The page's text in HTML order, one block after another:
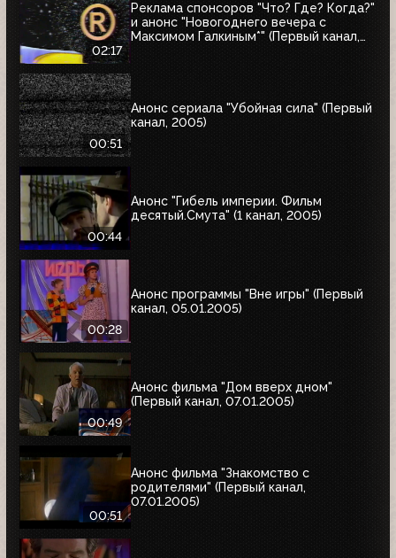
02:17
Реклама спонсоров "Что? Где? Когда?"
и анонс "Новогоднего вечера с
Максимом Галкиным*" (Первый канал,
00:51
Анонс сериала "Убойная сила" (Первый
канал, 2005)
00:44
Анонс "Гибель империи. Фильм
десятый.Смута" (1 канал, 2005)
00:28
Анонс программы "Вне игры" (Первый
канал, 05.01.2005)
00:49
Анонс фильма "Дом вверх дном"
(Первый канал, 07.01.2005)
00:51
Анонс фильма "Знакомство с
родителями" (Первый канал,
07.01.2005)